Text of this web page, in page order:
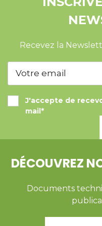
Recevez la
J'accepte de
mail*
DÉCOUVREZ
Documents